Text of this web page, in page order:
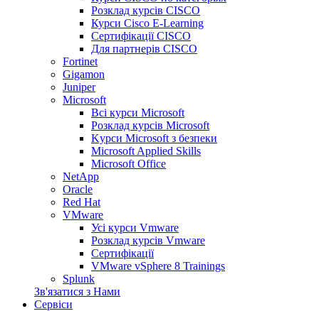
Розклад курсів CISCO
Курси Cisco E-Learning
Сертифікації CISCO
Для партнерів CISCO
Fortinet
Gigamon
Juniper
Microsoft
Всі курси Microsoft
Розклад курсів Microsoft
Kyрси Microsoft з безпеки
Microsoft Applied Skills
Microsoft Office
NetApp
Oracle
Red Hat
VMware
Усі курси Vmware
Розклад курсів Vmware
Сертифікації
VMware vSphere 8 Trainings
Splunk
Зв'язатися з Нами
Сервіси